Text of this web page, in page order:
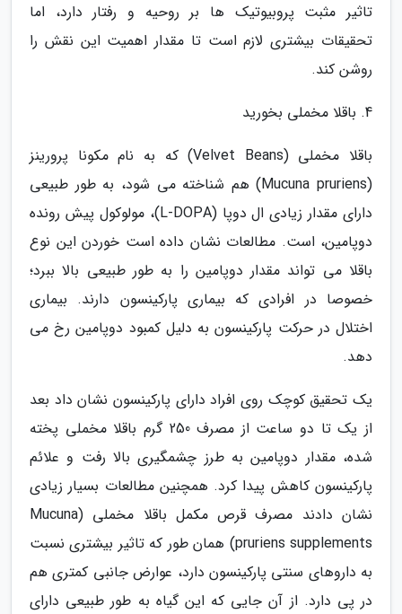
تاثیر مثبت پروبیوتیک ها بر روحیه و رفتار دارد، اما
تحقیقات بیشتری لازم است تا مقدار اهمیت این نقش را
روشن کند.
4. باقلا مخملی بخورید
باقلا مخملی (Velvet Beans) که به نام مکونا پرورینز
(Mucuna pruriens) هم شناخته می شود، به طور طبیعی
دارای مقدار زیادی ال دوپا (L-DOPA)، مولوکول پیش رونده
دوپامین، است. مطالعات نشان داده است خوردن این نوع
باقلا می تواند مقدار دوپامین را به طور طبیعی بالا ببرد؛
خصوصا در افرادی که بیماری پارکینسون دارند. بیماری
اختلال در حرکت پارکینسون به دلیل کمبود دوپامین رخ می
دهد.
یک تحقیق کوچک روی افراد دارای پارکینسون نشان داد بعد
از یک تا دو ساعت از مصرف 250 گرم باقلا مخملی پخته
شده، مقدار دوپامین به طرز چشمگیری بالا رفت و علائم
پارکینسون کاهش پیدا کرد. همچنین مطالعات بسیار زیادی
نشان دادند مصرف قرص مکمل باقلا مخملی (Mucuna
pruriens supplements) همان طور که تاثیر بیشتری نسبت
به داروهای سنتی پارکینسون دارد، عوارض جانبی کمتری هم
در پی دارد. از آن جایی که این گیاه به طور طبیعی دارای